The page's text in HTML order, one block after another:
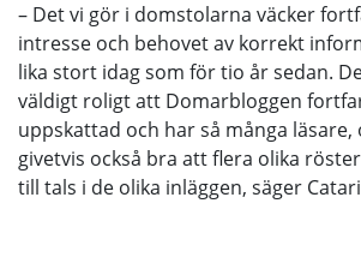
– Det vi gör i domstolarna väcker
intresse och behovet av korrekt
lika stort idag som för tio år sedan.
väldigt roligt att Domarbloggen
uppskattad och har så många läsare,
givetvis också bra att flera olika
till tals i de olika inläggen, säger